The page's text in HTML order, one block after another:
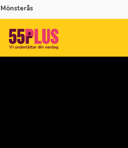
Mönsterås